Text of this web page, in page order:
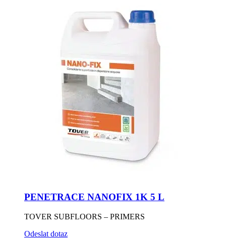
PENETRACE NANOFIX 1K 5 L
TOVER SUBFLOORS – PRIMERS
Odeslat dotaz